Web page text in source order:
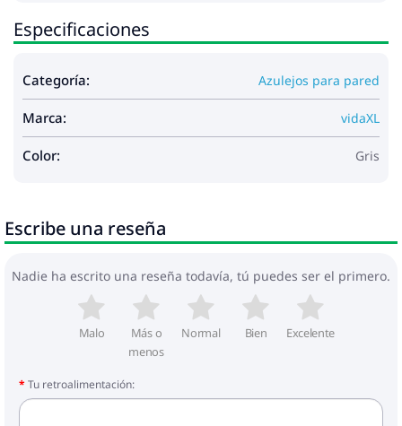
Especificaciones
Categoría: Azulejos para pared
Marca: vidaXL
Color: Gris
Escribe una reseña
Nadie ha escrito una reseña todavía, tú puedes ser el primero.
Malo
Más o
menos
Normal Bien Excelente
Tu retroalimentación: